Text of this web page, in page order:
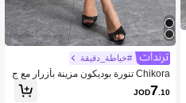
#خياطة_دقيقة
Chikora تنورة بوديكون مزينة بأزرار مع ج
يوب، للسيدات بمقاس كبير، ملابس مكتب
ية للنساء
JOD7.10